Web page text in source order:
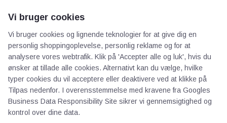
Om os
Priser
Kontakt
Persondata
Videncentre
Vi bruger cookies
Vi bruger cookies og lignende teknologier for at give dig en
personlig shoppingoplevelse, personlig reklame og for at
analysere vores webtrafik. Klik på 'Accepter alle og luk', hvis du
ønsker at tillade alle cookies. Alternativt kan du vælge, hvilke
typer cookies du vil acceptere eller deaktivere ved at klikke på
Tilpas nedenfor. I overensstemmelse med kravene fra Googles
Business Data Responsibility Site sikrer vi gennemsigtighed og
kontrol over dine data.